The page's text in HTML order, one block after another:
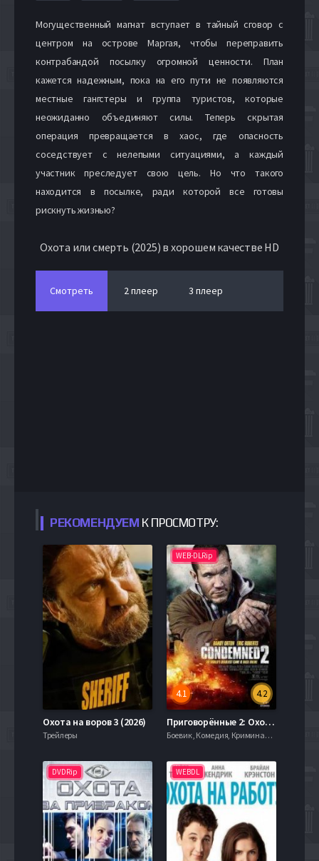
Могущественный магнат вступает в тайный сговор с
центром на острове Маргая, чтобы переправить
контрабандой посылку огромной ценности. План
кажется надежным, пока на его пути не появляются
местные гангстеры и группа туристов, которые
неожиданно объединяют силы. Теперь скрытая
операция превращается в хаос, где опасность
соседствует с нелепыми ситуациями, а каждый
участник преследует свою цель. Но что такого
находится в посылке, ради которой все готовы
рискнуть жизнью?
Охота или смерть (2025) в хорошем качестве HD
Смотреть 2 плеер 3 плеер
РЕКОМЕНДУЕМ К ПРОСМОТРУ:
Охота на воров 3 (2026)
Трейлеры
WEB-DLRip
4.2
4.1
Приговорённые 2: Охота в пустыне (2015)
Боевик , Комедия, Криминал, 720hd, mobilen,
DVDRip WEBDL